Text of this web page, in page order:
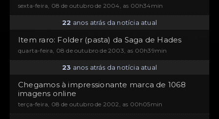
sexta-feira, 08 de outubro de 2004, as 00h34min
22 anos atrás da notícia atual
Item raro: Folder (pasta) da Saga de Hades
quarta-feira, 08 de outubro de 2003, as 00h39min
23 anos atrás da notícia atual
Chegamos à impressionante marca de 1068
imagens online
terça-feira, 08 de outubro de 2002, as 00h05min